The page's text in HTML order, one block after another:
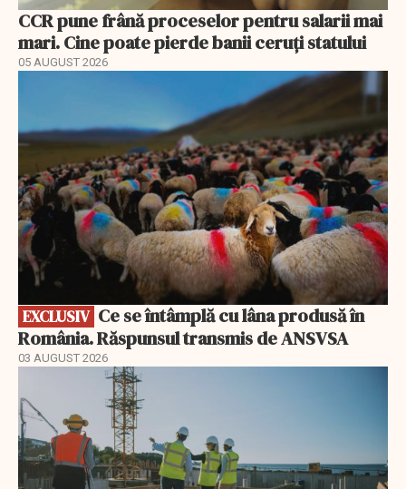
CCR pune frână proceselor pentru salarii mai
mari. Cine poate pierde banii ceruți statului
05 AUGUST 2026
EXCLUSIV
România. Răspunsul transmis de ANSVSA
03 AUGUST 2026